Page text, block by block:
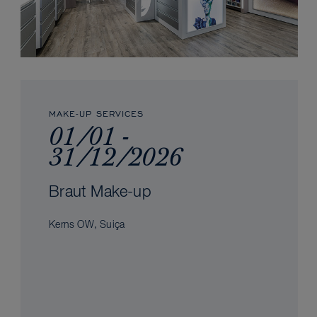
MAKE-UP SERVICES
01/01 -
31/12/2026
Braut Make-up
Kerns OW, Suiça